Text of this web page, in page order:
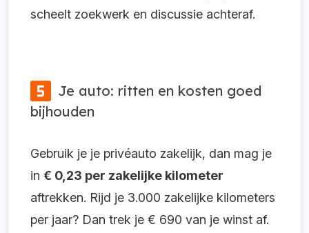
scheelt zoekwerk en discussie achteraf.
Je auto: ritten en kosten goed
bijhouden
Gebruik je je privéauto zakelijk, dan mag je
in € 0,23 per zakelijke kilometer
aftrekken. Rijd je 3.000 zakelijke kilometers
per jaar? Dan trek je € 690 van je winst af.